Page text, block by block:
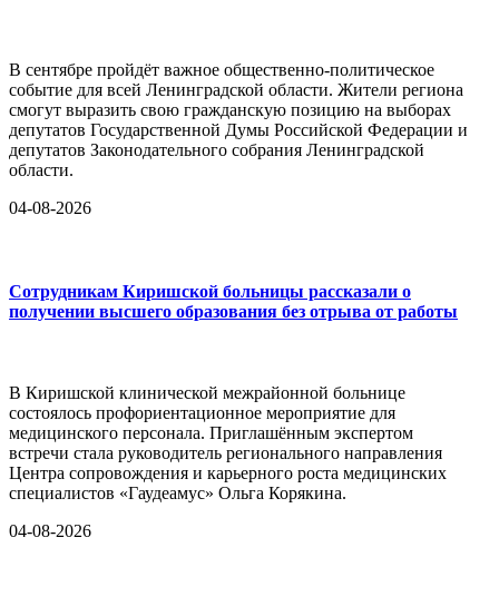
В сентябре пройдёт важное общественно-политическое
событие для всей Ленинградской области. Жители региона
смогут выразить свою гражданскую позицию на выборах
депутатов Государственной Думы Российской Федерации и
депутатов Законодательного собрания Ленинградской
области.
04-08-2026
Сотрудникам Киришской больницы рассказали о
получении высшего образования без отрыва от работы
В Киришской клинической межрайонной больнице
состоялось профориентационное мероприятие для
медицинского персонала. Приглашённым экспертом
встречи стала руководитель регионального направления
Центра сопровождения и карьерного роста медицинских
специалистов «Гаудеамус» Ольга Корякина.
04-08-2026